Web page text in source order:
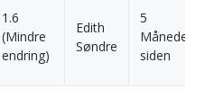
1.6
(Mindre
endring)
Edith
Søndre
5
Måneder
siden